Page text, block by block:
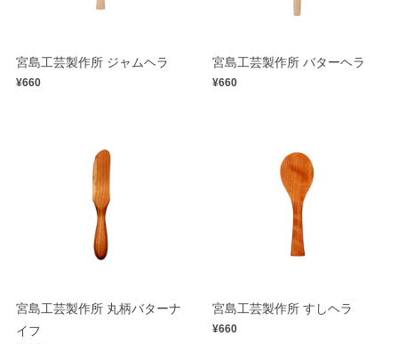
宮島工芸製作所 ジャムヘラ
¥660
宮島工芸製作所 バターヘラ
¥660
宮島工芸製作所 丸柄バターナ
イフ
宮島工芸製作所 すしヘラ
¥660